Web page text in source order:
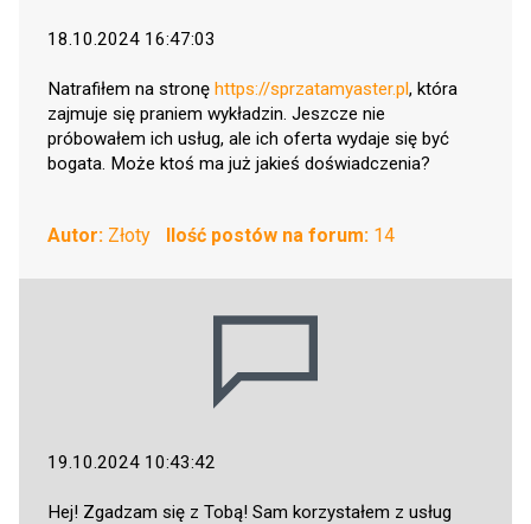
18.10.2024 16:47:03
Natrafiłem na stronę https://sprzatamyaster.pl, która
zajmuje się praniem wykładzin. Jeszcze nie
próbowałem ich usług, ale ich oferta wydaje się być
bogata. Może ktoś ma już jakieś doświadczenia?
Autor: Złoty Ilość postów na forum:14
19.10.2024 10:43:42
Hej! Zgadzam się z Tobą! Sam korzystałem z usług